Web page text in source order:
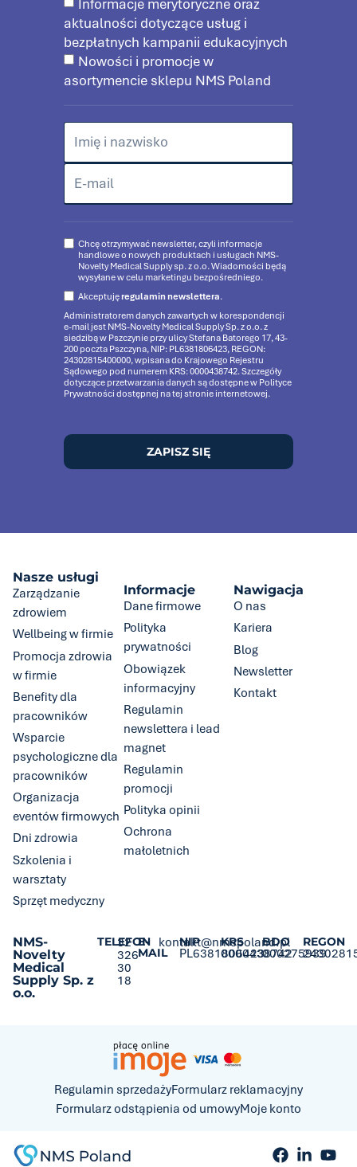
Informacje merytoryczne oraz
aktualności dotyczące usług i
bezpłatnych kampanii edukacyjnych
Nowości i promocje w
asortymencie sklepu NMS Poland
Chcę otrzymywać newsletter, czyli informacje
handlowe o nowych produktach i usługach NMS-
Novelty Medical Supply sp. z o.o. Wiadomości będą
wysyłane w celu marketingu bezpośredniego.
Akceptujęregulamin newslettera.
Administratorem danych zawartych w korespondencji
e-mail jest NMS-Novelty Medical Supply Sp. z o.o. z
siedzibą w Pszczynie przy ulicy Stefana Batorego 17, 43-
200 poczta Pszczyna, NIP: PL6381806423, REGON:
24302815400000, wpisana do Krajowego Rejestru
Sądowego pod numerem KRS: 0000438742. Szczegóły
dotyczące przetwarzania danych są dostępne w Polityce
Prywatności dostępnej na tej stronie internetowej.
ZAPISZ SIĘ
NMS-
Novelty
Medical
Supply Sp. z
o.o.
TELEFON
32
326
30
18
E-
MAIL
kontakt@nmspoland.pl
NIP
PL6381806423
KRS
0000438742
BDO
000275939
REGON
Nasze usługi
Zarządzanie
zdrowiem
Wellbeing w firmie
Promocja zdrowia
w firmie
Benefity dla
pracowników
Wsparcie
psychologiczne dla
pracowników
Organizacja
eventów firmowych
Dni zdrowia
Szkolenia i
warsztaty
Sprzęt medyczny
Informacje
Dane firmowe
Polityka
prywatności
Obowiązek
informacyjny
Regulamin
newslettera i lead
magnet
Regulamin
promocji
Polityka opinii
Ochrona
małoletnich
Nawigacja
O nas
Kariera
Blog
Newsletter
Kontakt
Regulamin sprzedażyFormularz reklamacyjny
Formularz odstąpienia od umowyMoje konto